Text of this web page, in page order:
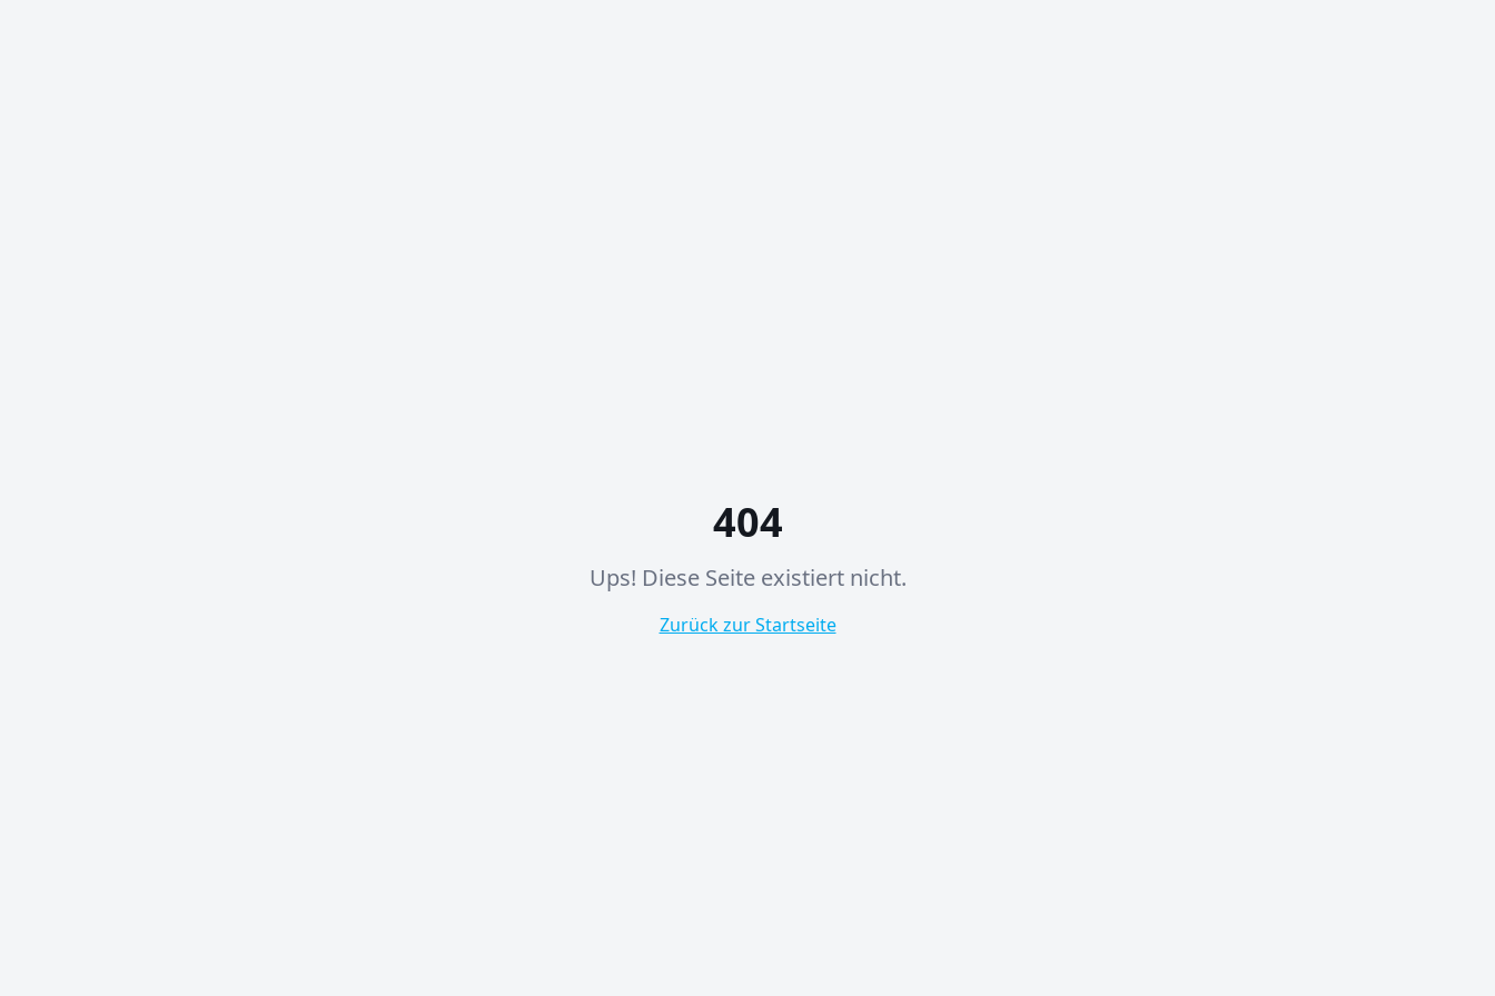
404
Ups! Diese Seite existiert nicht.
Zurück zur Startseite